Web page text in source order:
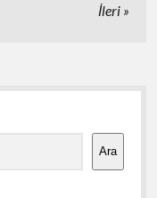
İleri
Ara